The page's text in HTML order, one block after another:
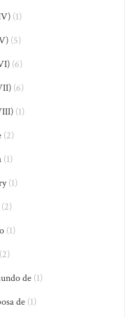
(1)
(5)
(6)
(6)
(1)
(2)
(1)
(1)
(1)
(2)
de (1)
de(1)